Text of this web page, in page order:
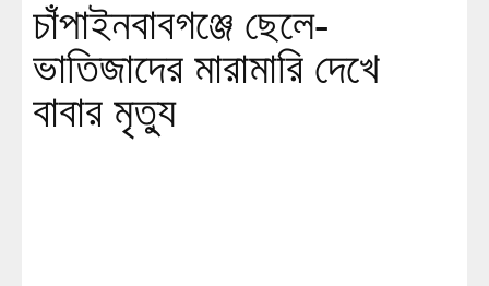
চাঁপাইনবাবগঞ্জে ছেলে-
ভাতিজাদের মারামারি দেখে
বাবার মৃত্যু